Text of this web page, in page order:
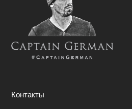
Контакты